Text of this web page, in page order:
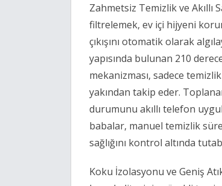
Zahmetsiz Temizlik ve
filtrelemek, ev içi hijyeni
çıkışını otomatik olarak
yapısında bulunan 210
mekanizması, sadece
yakından takip eder.
durumunu akıllı telefon
babalar, manuel temizlik
sağlığını kontrol altında
Koku İzolasyonu ve Geniş